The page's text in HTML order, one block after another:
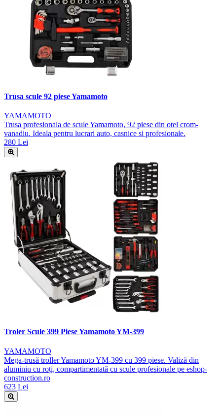
Trusa scule 92 piese Yamamoto
YAMAMOTO
Trusa profesionala de scule Yamamoto, 92 piese din otel crom-
vanadiu. Ideala pentru lucrari auto, casnice si profesionale.
280 Lei
Troler Scule 399 Piese Yamamoto YM-399
YAMAMOTO
Mega-trusă troller Yamamoto YM-399 cu 399 piese. Valiză din
aluminiu cu roți, compartimentată cu scule profesionale pe eshop-
construction.ro
623 Lei